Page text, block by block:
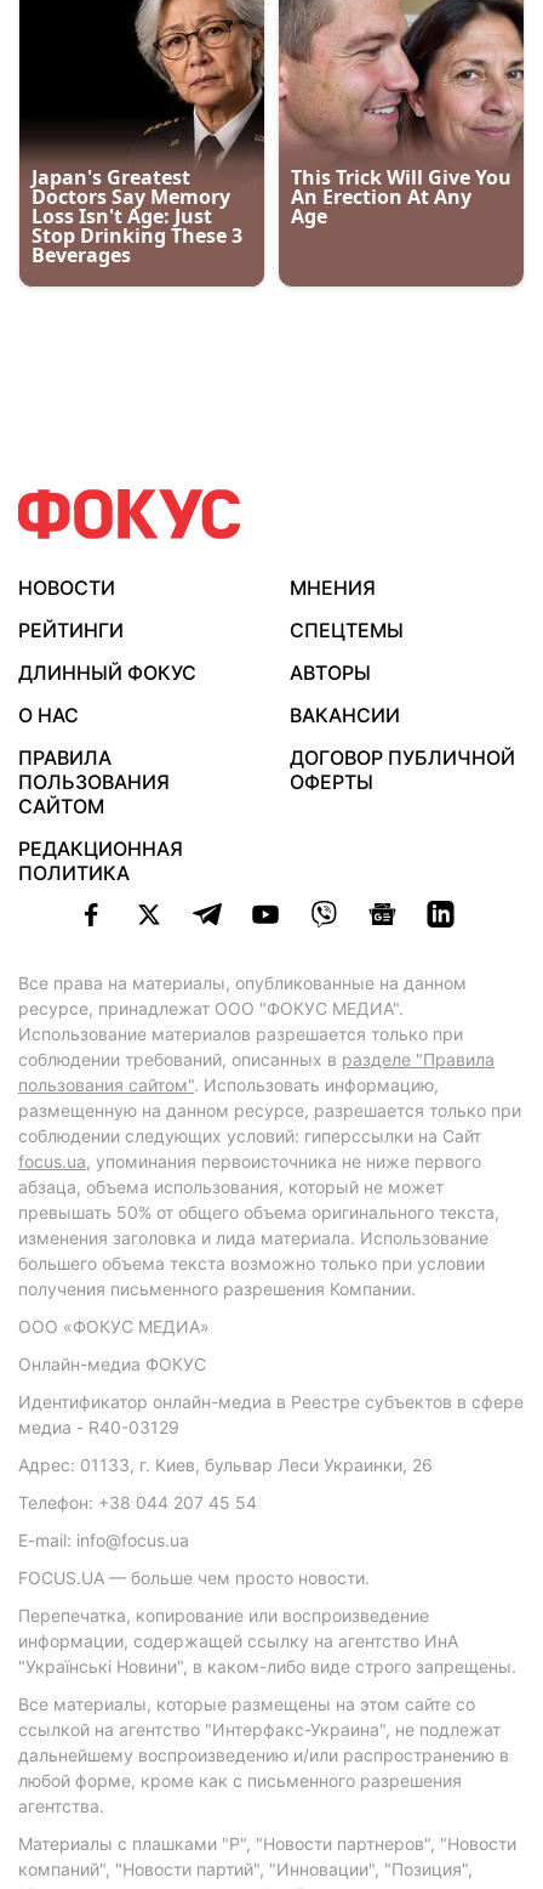
НОВОСТИ
МНЕНИЯ
РЕЙТИНГИ
СПЕЦТЕМЫ
ДЛИННЫЙ ФОКУС
АВТОРЫ
О НАС
ВАКАНСИИ
ПРАВИЛА
ПОЛЬЗОВАНИЯ
САЙТОМ
ДОГОВОР ПУБЛИЧНОЙ
ОФЕРТЫ
РЕДАКЦИОННАЯ
ПОЛИТИКА
Все права на материалы, опубликованные на данном
ресурсе, принадлежат ООО "ФОКУС МЕДИА".
Использование материалов разрешается только при
соблюдении требований, описанных в разделе "Правила
пользования сайтом". Использовать информацию,
размещенную на данном ресурсе, разрешается только при
соблюдении следующих условий: гиперссылки на Сайт
focus.ua, упоминания первоисточника не ниже первого
абзаца, объема использования, который не может
превышать 50% от общего объема оригинального текста,
изменения заголовка и лида материала. Использование
большего объема текста возможно только при условии
получения письменного разрешения Компании.
ООО «ФОКУС МЕДИА»
Онлайн-медиа ФОКУС
Идентификатор онлайн-медиа в Реестре субъектов в сфере
медиа - R40-03129
Адрес: 01133, г. Киев, бульвар Леси Украинки, 26
Телефон: +38 044 207 45 54
E-mail: info@focus.ua
FOCUS.UA — больше чем просто новости.
Перепечатка, копирование или воспроизведение
информации, содержащей ссылку на агентство ИнА
"Українські Новини", в каком-либо виде строго запрещены.
Все материалы, которые размещены на этом сайте со
ссылкой на агентство "Интерфакс-Украина", не подлежат
дальнейшему воспроизведению и/или распространению в
любой форме, кроме как с письменного разрешения
агентства.
Материалы с плашками "Р", "Новости партнеров", "Новости
компаний", "Новости партий", "Инновации", "Позиция",